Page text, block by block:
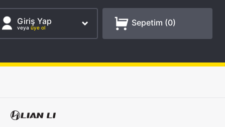
Giriş Yap
veya üye ol Sepetim (0)